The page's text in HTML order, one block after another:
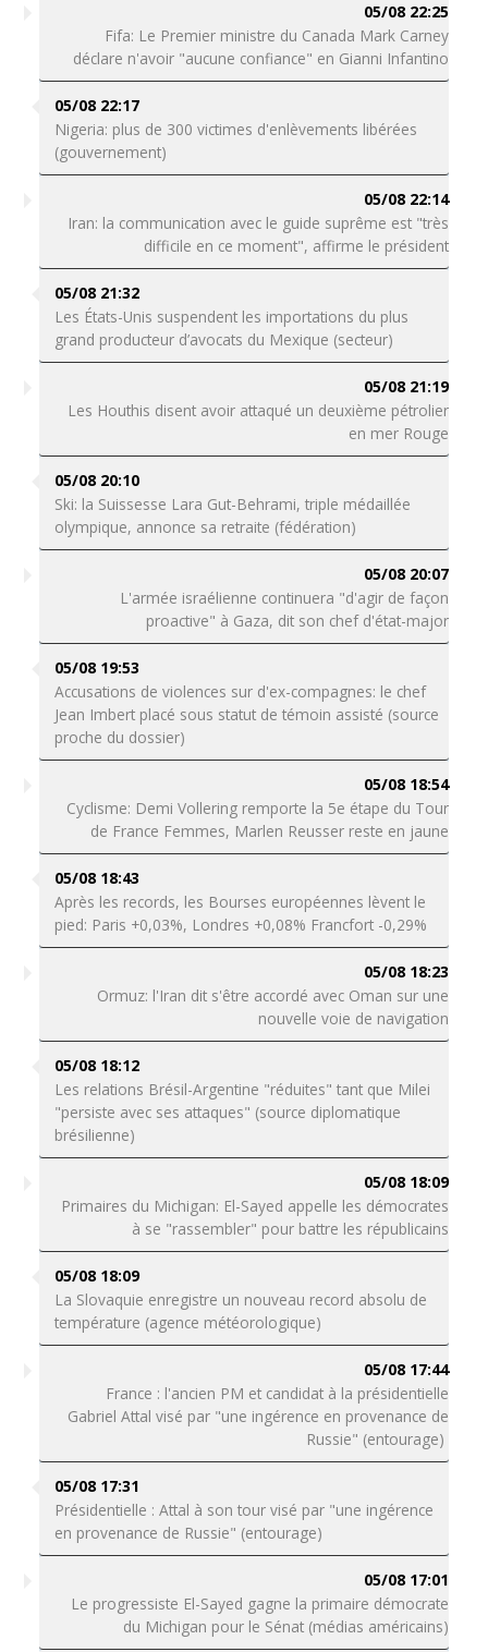
05/08 22:25
Fifa: Le Premier ministre du Canada Mark Carney
déclare n'avoir "aucune confiance" en Gianni Infantino
05/08 22:17
Nigeria: plus de 300 victimes d'enlèvements libérées
(gouvernement)
05/08 22:14
Iran: la communication avec le guide suprême est "très
difficile en ce moment", affirme le président
05/08 21:32
Les États-Unis suspendent les importations du plus
grand producteur d’avocats du Mexique (secteur)
05/08 21:19
Les Houthis disent avoir attaqué un deuxième pétrolier
en mer Rouge
05/08 20:10
Ski: la Suissesse Lara Gut-Behrami, triple médaillée
olympique, annonce sa retraite (fédération)
05/08 20:07
L'armée israélienne continuera "d'agir de façon
proactive" à Gaza, dit son chef d'état-major
05/08 19:53
Accusations de violences sur d'ex-compagnes: le chef
Jean Imbert placé sous statut de témoin assisté (source
proche du dossier)
05/08 18:54
Cyclisme: Demi Vollering remporte la 5e étape du Tour
de France Femmes, Marlen Reusser reste en jaune
05/08 18:43
Après les records, les Bourses européennes lèvent le
pied: Paris +0,03%, Londres +0,08% Francfort -0,29%
05/08 18:23
Ormuz: l'Iran dit s'être accordé avec Oman sur une
nouvelle voie de navigation
05/08 18:12
Les relations Brésil-Argentine "réduites" tant que Milei
"persiste avec ses attaques" (source diplomatique
brésilienne)
05/08 18:09
Primaires du Michigan: El-Sayed appelle les démocrates
à se "rassembler" pour battre les républicains
05/08 18:09
La Slovaquie enregistre un nouveau record absolu de
température (agence météorologique)
05/08 17:44
France : l'ancien PM et candidat à la présidentielle
Gabriel Attal visé par "une ingérence en provenance de
Russie" (entourage)
05/08 17:31
Présidentielle : Attal à son tour visé par "une ingérence
en provenance de Russie" (entourage)
05/08 17:01
Le progressiste El-Sayed gagne la primaire démocrate
du Michigan pour le Sénat (médias américains)